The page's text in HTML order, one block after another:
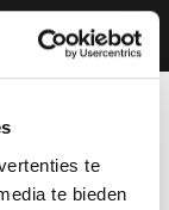
te
te bieden